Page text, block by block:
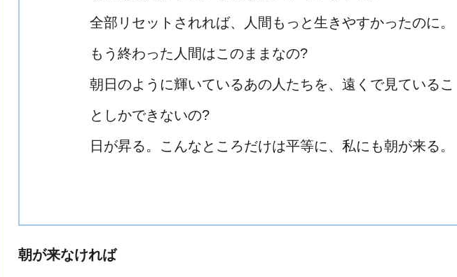
全部リセットされれば、人間もっと生きやすかったのに。
もう終わった人間はこのままなの?
朝日のように輝いているあの人たちを、遠くで見ているこ
としかできないの?
日が昇る。こんなところだけは平等に、私にも朝が来る。
朝が来なければ